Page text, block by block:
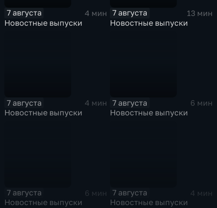
7 августа
4 мин
Новостные выпуски
7 августа
13 мин
Новостные выпуски
7 августа
4 мин
Новостные выпуски
7 августа
6 мин
Новостные выпуски
7 августа
6 мин
Новостные выпуски
7 августа
4 мин
Новостные выпуски